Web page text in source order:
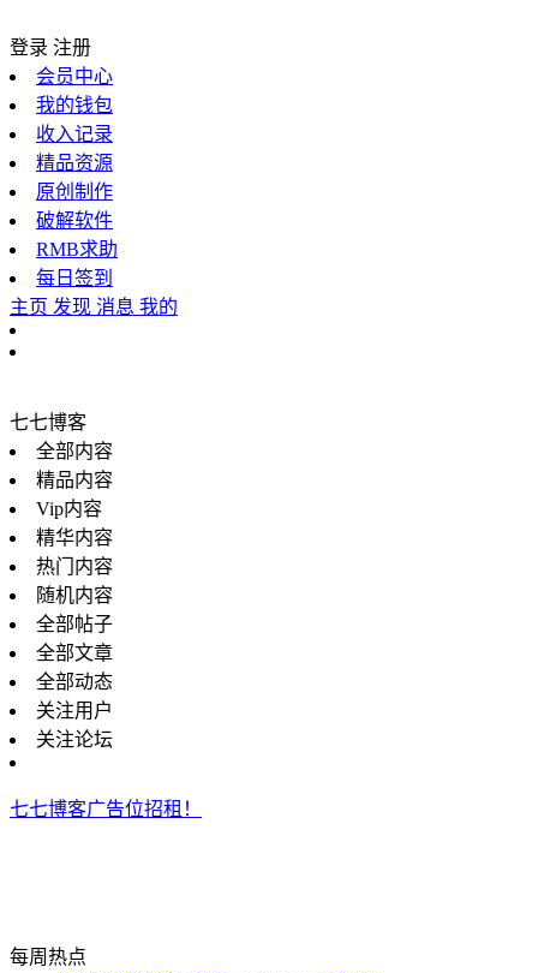
登录 注册
会员中心
我的钱包
收入记录
精品资源
原创制作
破解软件
RMB求助
每日签到
主页 发现 消息 我的
七七博客
全部内容
精品内容
Vip内容
精华内容
热门内容
随机内容
全部帖子
全部文章
全部动态
关注用户
关注论坛
七七博客广告位招租！
每周热点